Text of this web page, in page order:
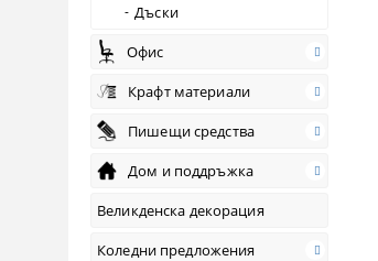
Дъски
Офис
Крафт материали
Пишещи средства
Дом и поддръжка
Великденска декорация
Коледни предложения